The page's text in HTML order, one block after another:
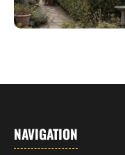
NAVIGATION